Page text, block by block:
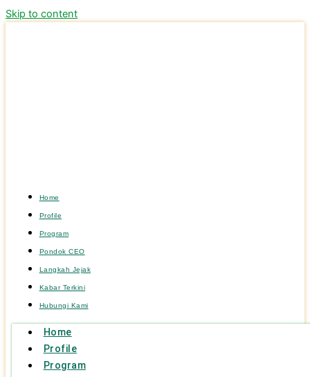
Skip to content
Home
Profile
Program
Pondok CEO
Langkah Jejak
Kabar Terkini
Hubungi Kami
Home
Profile
Program